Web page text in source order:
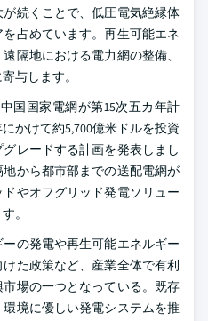
続くことで、低圧電気絶縁体
占めています。再生可能エネ
隔地における電力網の整備、
与します。
国国家電網が第15次五カ年計
かけて約5,700億米ドルを投資
レードする計画を発表しまし
から都市部までの送配電網が
やオフグリッド発電ソリュー
。
の発電や再生可能エネルギー
た政策など、産業全体で有利
場の一つとなっている。既存
境に優しい発電システムを推